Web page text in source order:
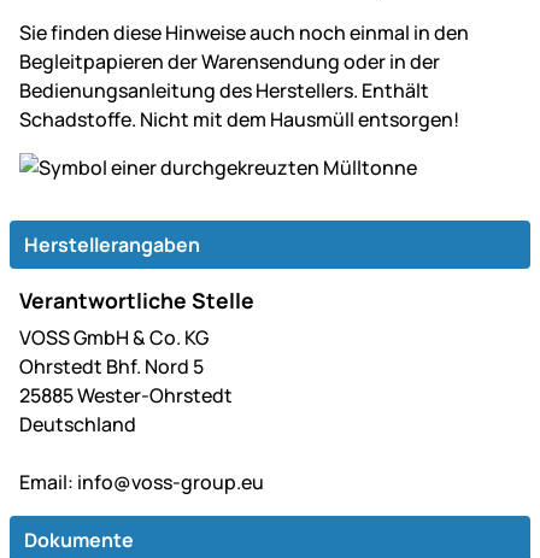
Sie finden diese Hinweise auch noch einmal in den
Begleitpapieren der Warensendung oder in der
Bedienungsanleitung des Herstellers. Enthält
Schadstoffe. Nicht mit dem Hausmüll entsorgen!
Herstellerangaben
Verantwortliche Stelle
VOSS GmbH & Co. KG
Ohrstedt Bhf. Nord 5
25885 Wester-Ohrstedt
Deutschland
Email: info@voss-group.eu
Dokumente